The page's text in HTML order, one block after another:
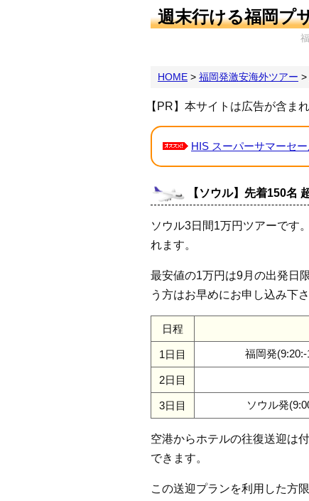
週末行ける福岡プ
HOME > 福岡発激安海外ツアー >
【PR】本サイトは広告が含ま
HIS スーパーサマーセ
【ソウル】先着150名
ソウル3日間1万円ツアーです
れます。
最安値の1万円は9月の出発日
う方はお早めにお申し込み下さ
日程
1日目 福岡発
2日目
3日目 ソウル発
空港からホテルの往復送迎は
できます。
この送迎プランを利用した方